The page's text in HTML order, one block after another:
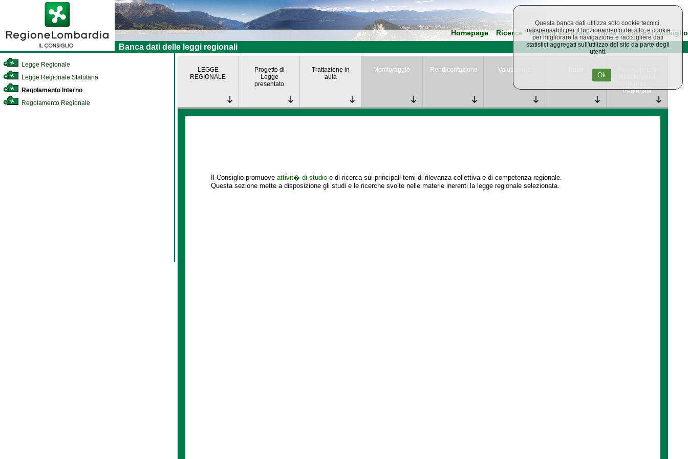
Homepage Ricerca Ricerca avanzata Torna al sito del consiglio
Banca dati delle leggi regionali
Legge Regionale
Legge Regionale Statutaria
Regolamento Interno
Regolamento Regionale
LEGGE
REGIONALE
Progetto di
Legge
presentato
Trattazione in
aula
Monitoraggio Rendicontazione Valutazione
Regionale
Il Consiglio promuove attivit� di studio e di ricerca sui principali temi di rilevanza collettiva e di competenza regionale.
Questa sezione mette a disposizione gli studi e le ricerche svolte nelle materie inerenti la legge regionale selezionata.
Questa banca dati utilizza solo cookie tecnici,
indispensabili per il funzionamento del sito, e cookie
per migliorare la navigazione e raccogliere dati
statistici aggregati sull'utilizzo del sito da parte degli
utenti.
Ok